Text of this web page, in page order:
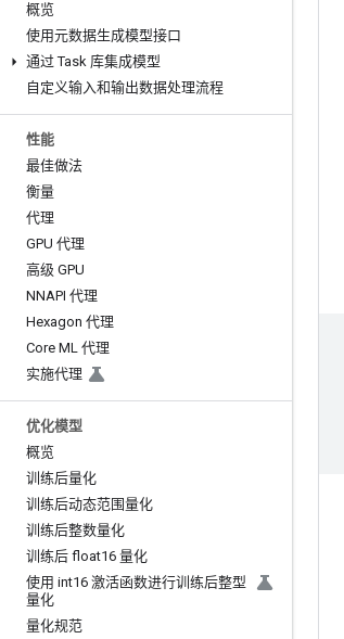
概览
使用元数据生成模型接口
通过 Task 库集成模型
自定义输入和输出数据处理流程
性能
最佳做法
衡量
代理
GPU 代理
高级 GPU
NNAPI 代理
Hexagon 代理
Core ML 代理
实施代理
优化模型
概览
训练后量化
训练后动态范围量化
训练后整数量化
训练后 float16 量化
使用 int16 激活函数进行训练后整型
量化
量化规范